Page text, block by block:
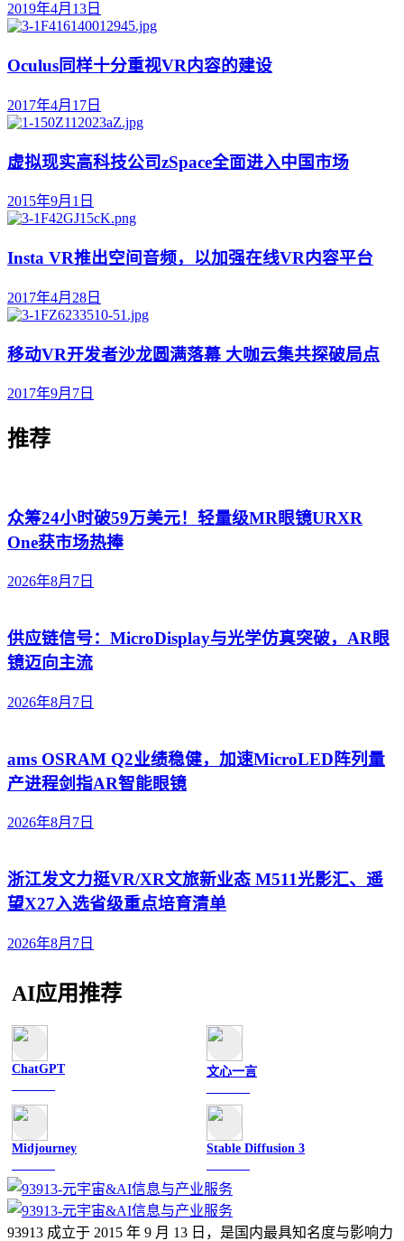
2019年4月13日
Oculus同样十分重视VR内容的建设
2017年4月17日
虚拟现实高科技公司zSpace全面进入中国市场
2015年9月1日
Insta VR推出空间音频，以加强在线VR内容平台
2017年4月28日
移动VR开发者沙龙圆满落幕 大咖云集共探破局点
2017年9月7日
推荐
众筹24小时破59万美元！轻量级MR眼镜URXR
One获市场热捧
2026年8月7日
供应链信号：MicroDisplay与光学仿真突破，AR眼
镜迈向主流
2026年8月7日
ams OSRAM Q2业绩稳健，加速MicroLED阵列量
产进程剑指AR智能眼镜
2026年8月7日
浙江发文力挺VR/XR文旅新业态 M511光影汇、遥
望X27入选省级重点培育清单
2026年8月7日
AI应用推荐
ChatGPT 文心一言
Midjourney Stable Diffusion 3
93913 成立于 2015 年 9 月 13 日，是国内最具知名度与影响力